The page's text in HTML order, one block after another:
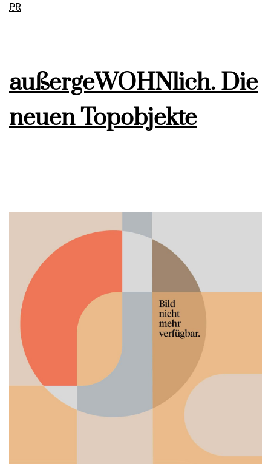
PR
außergeWOHNlich. Die
neuen Topobjekte